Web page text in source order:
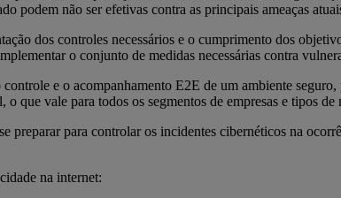
podem não ser efetivas contra as principais ameaças
dos controles necessários e o cumprimento dos
o conjunto de medidas necessárias contra
e o acompanhamento E2E de um ambiente
que vale para todos os segmentos de empresas e tipos
preparar para controlar os incidentes cibernéticos na
na internet: